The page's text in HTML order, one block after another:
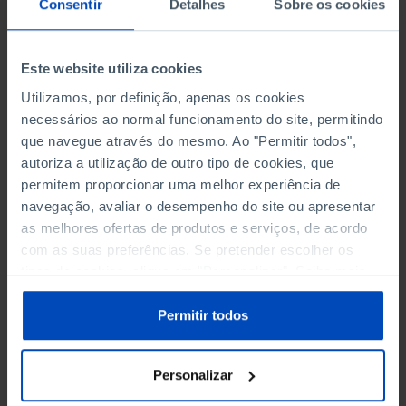
Consentir Detalhes Sobre os cookies
Este website utiliza cookies
Utilizamos, por definição, apenas os cookies
necessários ao normal funcionamento do site, permitindo
que navegue através do mesmo. Ao "Permitir todos",
autoriza a utilização de outro tipo de cookies, que
permitem proporcionar uma melhor experiência de
navegação, avaliar o desempenho do site ou apresentar
as melhores ofertas de produtos e serviços, de acordo
com as suas preferências. Se pretender escolher os
tipos de cookies, clique em "Personalizar". Saiba mais
sobre cookies através da gestão de preferências ou da
Política de Cookies.
Permitir todos
Personalizar
Adicionar ao cesto
eBook
Audiolivro
Conheça também